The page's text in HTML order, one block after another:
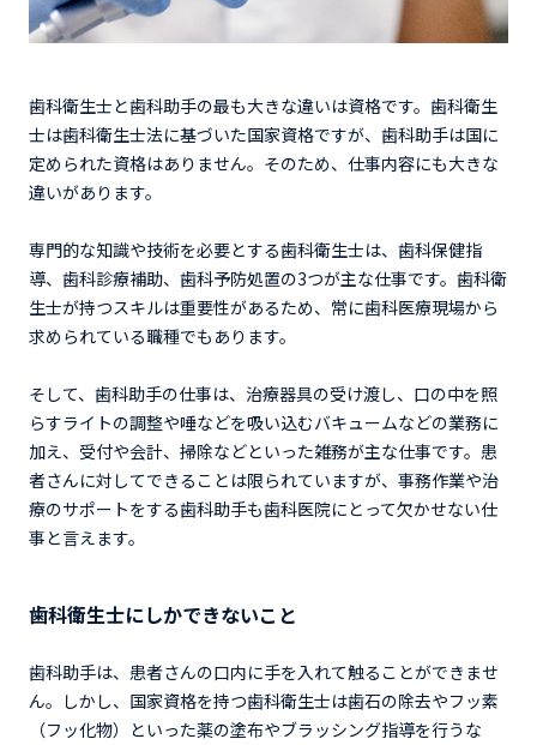
歯科衛生士と歯科助手の最も大きな違いは資格です。歯科衛生
士は歯科衛生士法に基づいた国家資格ですが、歯科助手は国に
定められた資格はありません。そのため、仕事内容にも大きな
違いがあります。
専門的な知識や技術を必要とする歯科衛生士は、歯科保健指
導、歯科診療補助、歯科予防処置の3つが主な仕事です。歯科衛
生士が持つスキルは重要性があるため、常に歯科医療現場から
求められている職種でもあります。
そして、歯科助手の仕事は、治療器具の受け渡し、口の中を照
らすライトの調整や唾などを吸い込むバキュームなどの業務に
加え、受付や会計、掃除などといった雑務が主な仕事です。患
者さんに対してできることは限られていますが、事務作業や治
療のサポートをする歯科助手も歯科医院にとって欠かせない仕
事と言えます。
歯科衛生士にしかできないこと
歯科助手は、患者さんの口内に手を入れて触ることができませ
ん。しかし、国家資格を持つ歯科衛生士は歯石の除去やフッ素
（フッ化物）といった薬の塗布やブラッシング指導を行うな